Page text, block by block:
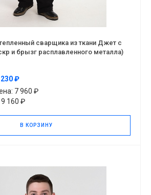
сварщика из ткани Джет с
и брызг расплавленного металла)
₽
7 960 ₽
160 ₽
В КОРЗИНУ